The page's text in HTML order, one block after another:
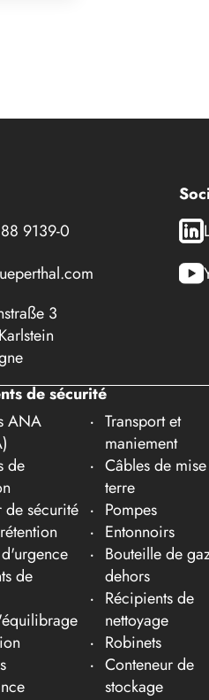
9139-0
3
de sécurité
ANA
de
sécurité
de
Transport et
maniement
Câbles de
terre
Pompes
Entonnoirs
Bouteille de
dehors
Récipients de
nettoyage
Robinets
Conteneur de
stockage